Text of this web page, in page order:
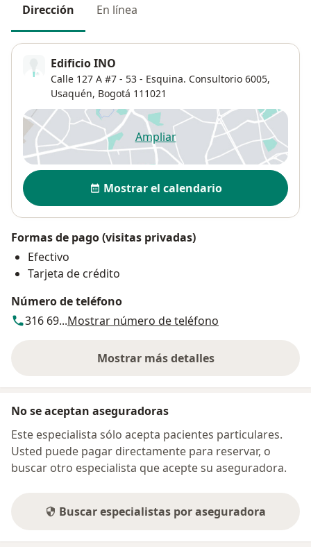
Dirección En línea
Edificio INO
Calle 127 A #7 - 53 - Esquina. Consultorio 6005,
Usaquén, Bogotá 111021
Ampliarse abre en una nueva
Disponibilidad
Mostrar el calendario
Formas de pago (visitas privadas)
Efectivo
Tarjeta de crédito
Número de teléfono
316 69...Mostrar número de teléfono
Mostrar más detalles
sobre la dirección
No se aceptan aseguradoras
Este especialista sólo acepta pacientes particulares.
Usted puede pagar directamente para reservar, o
buscar otro especialista que acepte su aseguradora.
Buscar especialistas por aseguradora